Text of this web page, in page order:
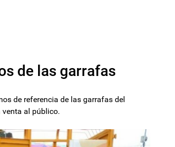
de las garrafas
de referencia de las garrafas del
al público.